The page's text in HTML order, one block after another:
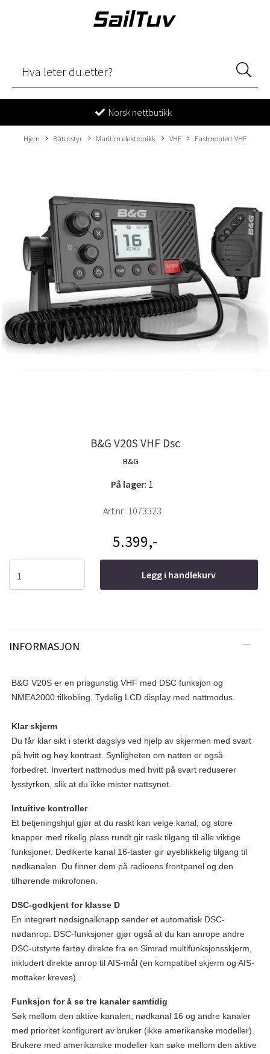
Norsk nettbutikk
Hjem Båtutstyr Maritim elektronikk VHF Fastmontert VHF
B&G V20S VHF Dsc
B&G
På lager: 1
Art.nr: 1073323
5.399,-
Legg i handlekurv
INFORMASJON
B&G V20S er en prisgunstig VHF med DSC funksjon og
NMEA2000 tilkobling. Tydelig LCD display med nattmodus.
Klar skjerm
Du får klar sikt i sterkt dagslys ved hjelp av skjermen med svart
på hvitt og høy kontrast. Synligheten om natten er også
forbedret. Invertert nattmodus med hvitt på svart reduserer
lysstyrken, slik at du ikke mister nattsynet.
Intuitive kontroller
Et betjeningshjul gjør at du raskt kan velge kanal, og store
knapper med rikelig plass rundt gir rask tilgang til alle viktige
funksjoner. Dedikerte kanal 16-taster gir øyeblikkelig tilgang til
nødkanalen. Du finner dem på radioens frontpanel og den
tilhørende mikrofonen.
DSC-godkjent for klasse D
En integrert nødsignalknapp sender et automatisk DSC-
nødanrop. DSC-funksjoner gjør også at du kan anrope andre
DSC-utstyrte fartøy direkte fra en Simrad multifunksjonsskjerm,
inkludert direkte anrop til AIS-mål (en kompatibel skjerm og AIS-
mottaker kreves).
Funksjon for å se tre kanaler samtidig
Søk mellom den aktive kanalen, nødkanal 16 og andre kanaler
med prioritet konfigurert av bruker (ikke amerikanske modeller).
Brukere med amerikanske modeller kan søke mellom den aktive